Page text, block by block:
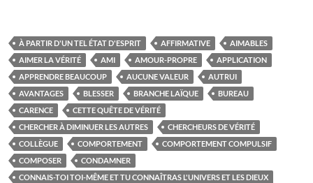
À PARTIR D'UN TEL ÉTAT D'ESPRIT AFFIRMATIVE
AIMABLES
AIMER LA VÉRITÉ
AMI AMOUR-PROPRE
APPLICATION
APPRENDRE BEAUCOUP
AUCUNE VALEUR
AUTRUI
AVANTAGES
BLESSER BRANCHE LAÏQUE
BUREAU
CARENCE
CETTE QUÊTE DE VÉRITÉ
CHERCHER À DIMINUER LES AUTRES
CHERCHEURS DE VÉRITÉ
COLLÈGUE
COMPORTEMENT
COMPORTEMENT COMPULSIF
COMPOSER
CONDAMNER
CONNAIS-TOI TOI-MÊME ET TU CONNAÎTRAS L'UNIVERS ET LES DIEUX